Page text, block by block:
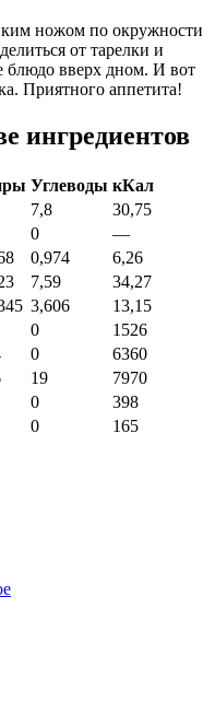
ножом по окружности
от тарелки и
блюдо вверх дном. И вот
Приятного аппетита!
ингредиентов
Углеводы кКал
7,8
30,75
0
—
0,974
6,26
7,59
34,27
3,606
13,15
0
1526
0
6360
19
7970
0
398
0 165